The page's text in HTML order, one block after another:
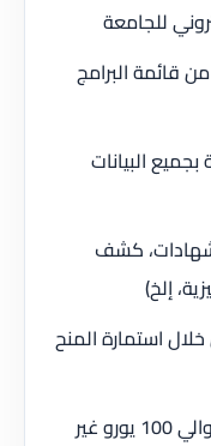
للجامعة
قائمة البرامج
البيانات
كشف
إلخ)
استمارة المنح
دفع رسوم التقديم إن وجدت (حوالي 100 يورو غير